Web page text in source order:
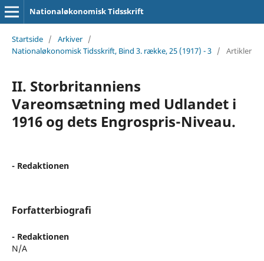
Nationaløkonomisk Tidsskrift
Startside / Arkiver /
Nationaløkonomisk Tidsskrift, Bind 3. række, 25 (1917) - 3 / Artikler
II. Storbritanniens
Vareomsætning med Udlandet i
1916 og dets Engrospris-Niveau.
- Redaktionen
Forfatterbiografi
- Redaktionen
N/A